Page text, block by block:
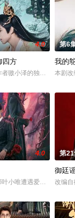
4.0
四方
嗷小泽的独家连载漫画
第6
我的
本剧改
4.0
叶小唯遭遇爱人程桉、
第
御廷
改编自